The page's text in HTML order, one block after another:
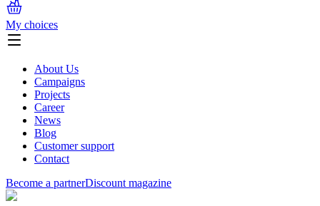
My choices
About Us
Campaigns
Projects
Career
News
Blog
Customer support
Contact
Become a partnerDiscount magazine